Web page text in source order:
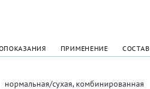
ПРИМЕНЕНИЕ СОСТАВ
нормальная/сухая, комбинированная